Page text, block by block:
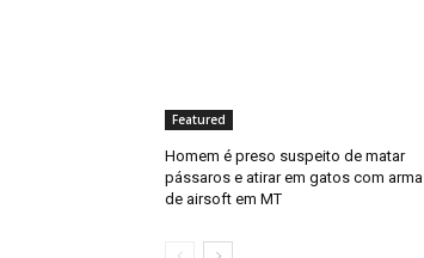
Featured
Homem é preso suspeito de matar
pássaros e atirar em gatos com arma
de airsoft em MT